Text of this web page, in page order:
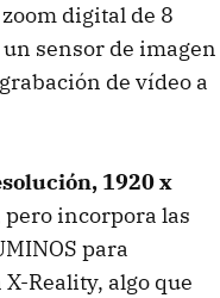
digital de 8
sensor de imagen
de vídeo a
1920 x
pero incorpora las
para
Reality, algo que